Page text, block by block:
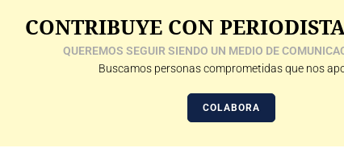
CONTRIBUYE CON
QUEREMOS SEGUIR SIENDO UN MEDIO DE
Buscamos personas comprometidas que nos
COLABORA